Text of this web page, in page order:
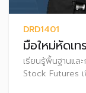
DRD1401
มือใหม่หัดเ
เรียนรู้พื้นฐานแล
Stock Futures